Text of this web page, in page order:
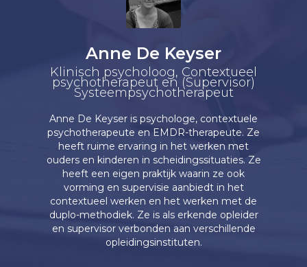
Anne De Keyser
Klinisch psycholoog, Contextueel
psychotherapeut en (Supervisor)
Systeempsychotherapeut
Anne De Keyser is psychologe, contextuele
psychotherapeute en EMDR-therapeute. Ze
heeft ruime ervaring in het werken met
ouders en kinderen in scheidingssituaties. Ze
heeft een eigen praktijk waarin ze ook
vorming en supervisie aanbiedt in het
contextueel werken en het werken met de
duplo-methodiek. Ze is als erkende opleider
en supervisor verbonden aan verschillende
opleidingsinstituten.